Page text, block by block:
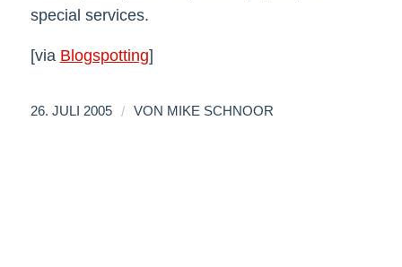
special services.
[via Blogspotting]
26. JULI 2005 / VON MIKE SCHNOOR